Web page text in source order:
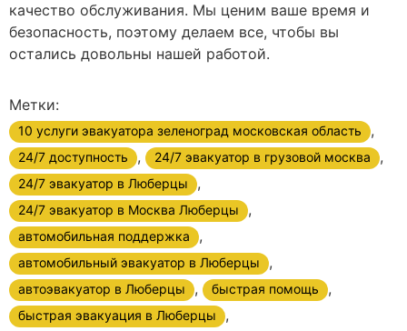
качество обслуживания. Мы ценим ваше время и
безопасность, поэтому делаем все, чтобы вы
остались довольны нашей работой.
Метки:
10 услуги эвакуатора зеленоград московская область ,
24/7 доступность , 24/7 эвакуатор в грузовой москва ,
24/7 эвакуатор в Люберцы ,
24/7 эвакуатор в Москва Люберцы ,
автомобильная поддержка ,
автомобильный эвакуатор в Люберцы ,
автоэвакуатор в Люберцы , быстрая помощь ,
быстрая эвакуация в Люберцы ,